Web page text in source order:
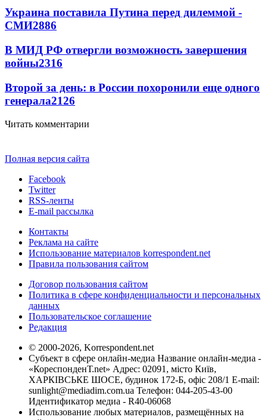
Украина поставила Путина перед дилеммой -
СМИ2886
В МИД РФ отвергли возможность завершения
войны2316
Второй за день: в России похоронили еще одного
генерала2126
Читать комментарии
Полная версия сайта
Facebook
Twitter
RSS-ленты
E-mail рассылка
Контакты
Реклама на сайте
Использование материалов korrespondent.net
Правила пользования сайтом
Договор пользования сайтом
Политика в сфере конфиденциальности и персональных
данных
Пользовательское соглашение
Редакция
© 2000-2026, Korrespondent.net
Субъект в сфере онлайн-медиа Название онлайн-медиа -
«КореспонденТ.net» Адрес: 02091, місто Київ,
ХАРКІВСЬКЕ ШОСЕ, будинок 172-Б, офіс 208/1 E-mail:
sunlight@mediadim.com.ua Телефон: 044-205-43-00
Идентификатор медиа - R40-06068
Использование любых материалов, размещённых на